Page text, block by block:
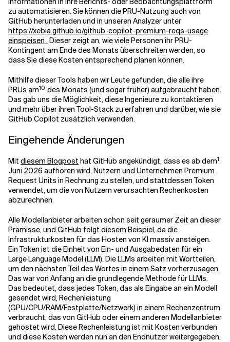
zu automatisieren. Sie können die PRU-Nutzung auch von
GitHub herunterladen und in unseren Analyzer unter
https://xebia.github.io/github-copilot-premium-reqs-usage
einspeisen .Dieser zeigt an, wie viele Personen ihr PRU-
Kontingent am Ende des Monats überschreiten werden, so
dass Sie diese Kosten entsprechend planen können.
Mithilfe dieser Tools haben wir Leute gefunden, die alle ihre
PRUs am10. des Monats (und sogar früher) aufgebraucht haben.
Das gab uns die Möglichkeit, diese Ingenieure zu kontaktieren
und mehr über ihren Tool-Stack zu erfahren und darüber, wie sie
GitHub Copilot zusätzlich verwenden.
Eingehende Änderungen
Mit diesem Blogpost hat GitHub angekündigt, dass es ab dem1.
Juni 2026 aufhören wird, Nutzern und Unternehmen Premium
Request Units in Rechnung zu stellen, und stattdessen Token
verwendet, um die von Nutzern verursachten Rechenkosten
abzurechnen.
Alle Modellanbieter arbeiten schon seit geraumer Zeit an dieser
Prämisse, und GitHub folgt diesem Beispiel, da die
Infrastrukturkosten für das Hosten von KI massiv ansteigen.
Ein Token ist die Einheit von Ein- und Ausgabedaten für ein
Large Language Model (LLM). Die LLMs arbeiten mit Wortteilen,
um den nächsten Teil des Wortes in einem Satz vorherzusagen.
Das war von Anfang an die grundlegende Methode für LLMs.
Das bedeutet, dass jedes Token, das als Eingabe an ein Modell
gesendet wird, Rechenleistung
(GPU/CPU/RAM/Festplatte/Netzwerk) in einem Rechenzentrum
verbraucht, das von GitHub oder einem anderen Modellanbieter
gehostet wird. Diese Rechenleistung ist mit Kosten verbunden
und diese Kosten werden nun an den Endnutzer weitergegeben.